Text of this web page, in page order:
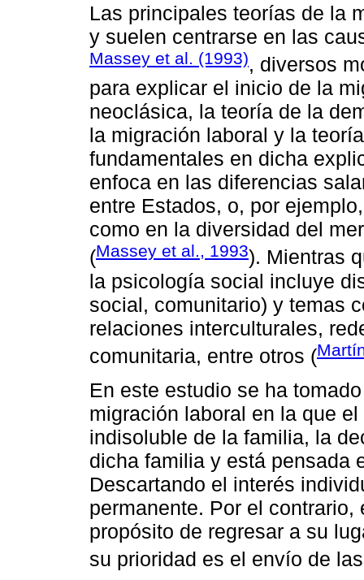
Las principales teorías de la
y suelen centrarse en las
Massey et al. (1993), diversos
para explicar el inicio de la
neoclásica, la teoría de la
la migración laboral y la
fundamentales en dicha
enfoca en las diferencias
entre Estados, o, por
como en la diversidad del
(Massey et al., 1993). Mientras
la psicología social incluye
social, comunitario) y temas
relaciones interculturales,
comunitaria, entre otros (
En este estudio se ha
migración laboral en la que
indisoluble de la familia, la
dicha familia y está pensada
Descartando el interés
permanente. Por el
propósito de regresar a su
su prioridad es el envío de